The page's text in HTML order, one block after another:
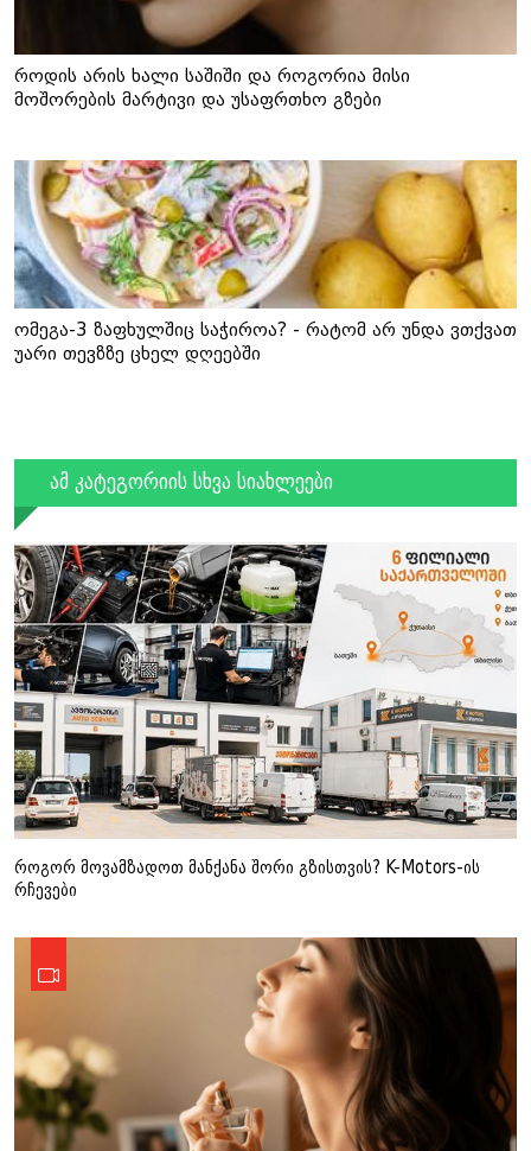
როდის არის ხალი საშიში და როგორია მისი
მოშორების მარტივი და უსაფრთხო გზები
ომეგა-3 ზაფხულშიც საჭიროა? - რატომ არ უნდა ვთქვათ
უარი თევზზე ცხელ დღეებში
ამ კატეგორიის სხვა სიახლეები
როგორ მოვამზადოთ მანქანა შორი გზისთვის? K-Motors-ის
რჩევები